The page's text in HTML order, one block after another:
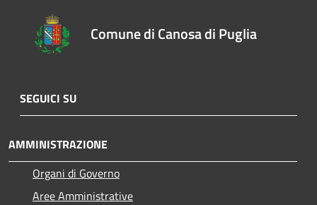
Comune di Canosa di Puglia
SEGUICI SU
AMMINISTRAZIONE
Organi di Governo
Aree Amministrative